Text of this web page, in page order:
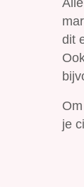
dit
je